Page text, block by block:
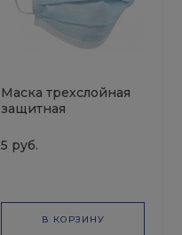
Маска трехслойная
защитная
5 руб.
В КОРЗИНУ